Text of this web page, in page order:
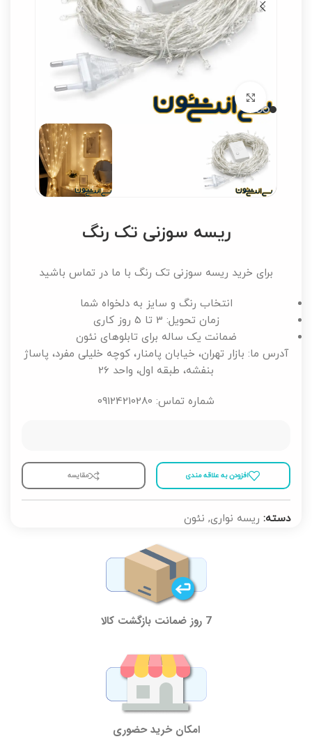
برای بزرگنمایی کلیک کنید
ریسه سوزنی تک رنگ
برای خرید ریسه سوزنی تک رنگ با ما در تماس باشید
انتخاب رنگ و سایز به دلخواه شما
زمان تحویل: 3 تا 5 روز کاری
ضمانت یک ساله برای تابلوهای نئون
آدرس ما: بازار تهران، خیابان پامنار، کوچه خلیلی مفرد، پاساژ
بنفشه، طبقه اول، واحد 26
شماره تماس: 09124210280
افزودن به علاقه مندی مقايسه
دسته: ریسه نواری, نئون
7 روز ضمانت بازگشت کالا
امکان خرید حضوری